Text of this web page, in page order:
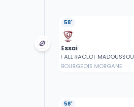
58'
Essai
FALL RACLOT MADOUSSOU
BOURGEOIS MORGANE
58'